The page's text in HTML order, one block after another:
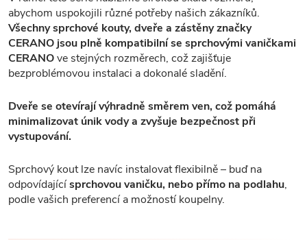
abychom uspokojili různé potřeby našich zákazníků.
Všechny sprchové kouty, dveře a zástěny značky
CERANO jsou plně kompatibilní se sprchovými vaničkami
CERANOve stejných rozměrech, což zajišťuje
bezproblémovou instalaci a dokonalé sladění.
Dveře se otevírají výhradně směrem ven, což pomáhá
minimalizovat únik vody a zvyšuje bezpečnost při
vystupování.
Sprchový kout lze navíc instalovat flexibilně – buď na
odpovídajícísprchovou vaničku, nebo přímo na podlahu,
podle vašich preferencí a možností koupelny.